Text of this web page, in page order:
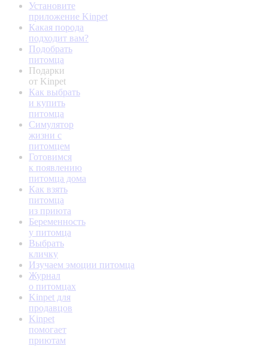
Установите
приложение Kinpet
Какая порода
подходит вам?
Подобрать
питомца
Подарки
от Kinpet
Как выбрать
и купить
питомца
Симулятор
жизни с
питомцем
Готовимся
к появлению
питомца дома
Как взять
питомца
из приюта
Беременность
у питомца
Выбрать
кличку
Изучаем эмоции питомца
Журнал
о питомцах
Kinpet для
продавцов
Kinpet
помогает
приютам